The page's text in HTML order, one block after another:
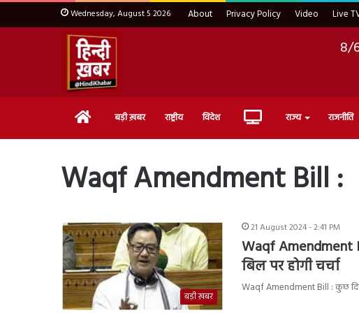
Wednesday, August 5 2026 About Privacy Policy Video Live
8/
Home बड़ी ख़बर राष्ट्रीय विदेश Live राज्य राजनीति
Waqf Amendment Bill :
बड़ी ख़बर
21 August 2024 - 2:41 PM
Waqf
बिल पर होगी चर्चा
Waqf Amendment Bill : कुछ